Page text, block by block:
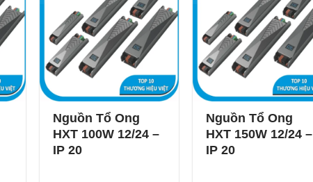
Nguồn Tổ Ong
HXT 100W 12/24 –
IP 20
Nguồn Tổ Ong
HXT 150W 12/24 –
IP 20